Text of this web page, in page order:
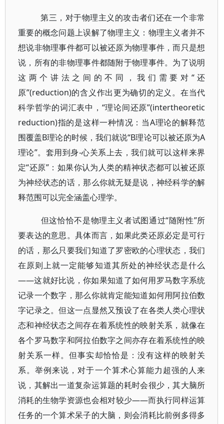
第三，对于物理主义的攻击者们还在一个非常
重要的概念问题上误解了物理主义：物理主义者并不
想说非物理事件都可以被还原为物理事件，而只是想
说，所有的非物理事件都随附于物理事件。为了说明
这两个讲法之间的不同，我们需要对“还
原”(reduction)的含义作出更为确切的定义。在当代
科学哲学的词汇表中，“理论间还原”(intertheoretic
reduction)指的是这样一种情况：当A理论的解释范
围覆盖B理论的时候，我们就说“B理论可以被还原为A
理论”。套用到身-心关系上去，我们就可以这样来界
定“还原”：如果你认为人类的精神状态都可以被还原
为神经状态的话，那么你就无疑是说，神经科学的解
释范围可以完全涵盖心理学。
但这恰恰不是物理主义者试图通过“随附性”所
要表达的意思。具体而言，如果此类还原必定是可行
的话，那么只要我们知道了罗密欧的心理状态，我们
在原则上就一定能够知道其所处的神经状态是什么
——这就好比说，你如果知道了如何用罗马数字系统
记录一个数字，那么你就肯定能知道如何用阿拉伯数
字记录之。但这一点显然又预设了在各类人类心理状
态和神经状态之间存在着系统性的映射关系，就像在
各个罗马数字和阿拉伯数字之间亦存在着系统性的映
射关系一样。但事实却恰恰是：没有这样的映射关
系。举例来说，对于一个算术心算能力超强的人来
说，其解出一道复杂运算题的耗时会很少，其大脑所
消耗的生物学资源也会相对较少——而执行同样运算
任务的一个算术呆子的大脑，则会消耗比前例多得多